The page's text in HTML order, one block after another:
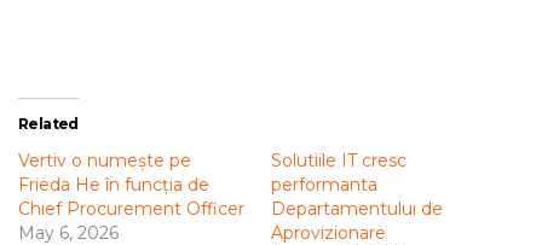
Related
Vertiv o numește pe
Frieda He în funcția de
Chief Procurement Officer
May 6, 2026
Solutiile IT cresc
performanta
Departamentului de
Aprovizionare